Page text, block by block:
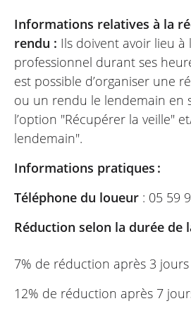
Informations relatives à la
rendu : Ils doivent avoir lieu à
professionnel durant ses
est possible d’organiser une
ou un rendu le lendemain en
l’option "Récupérer la veille"
lendemain".
Informations pratiques :
Téléphone du loueur : 05 59
Réduction selon la durée de
7% de réduction après 3
12% de réduction après 7